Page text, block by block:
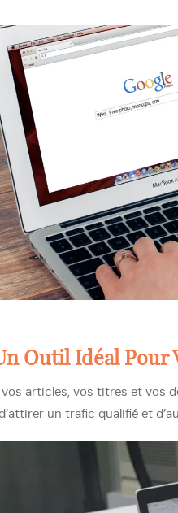
Outil Idéal Pour
articles, vos titres et vos
un trafic qualifié et